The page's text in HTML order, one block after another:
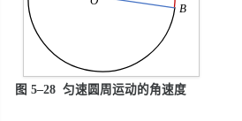
图 5–28 匀速圆周运动的角速度